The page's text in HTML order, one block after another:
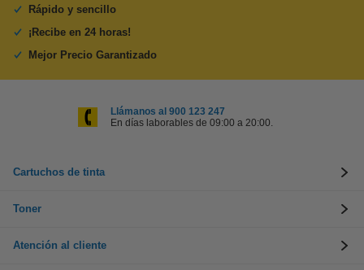
Rápido y sencillo
¡Recibe en 24 horas!
Mejor Precio Garantizado
Llámanos al 900 123 247
En días laborables de 09:00 a 20:00.
Cartuchos de tinta
Toner
Atención al cliente